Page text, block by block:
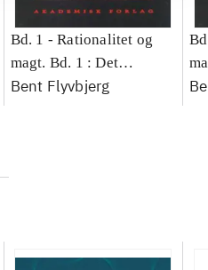
Bd. 1 -Rationalitet og
magt. Bd. 1 : Det
konkretes videnskab
Bent Flyvbjerg